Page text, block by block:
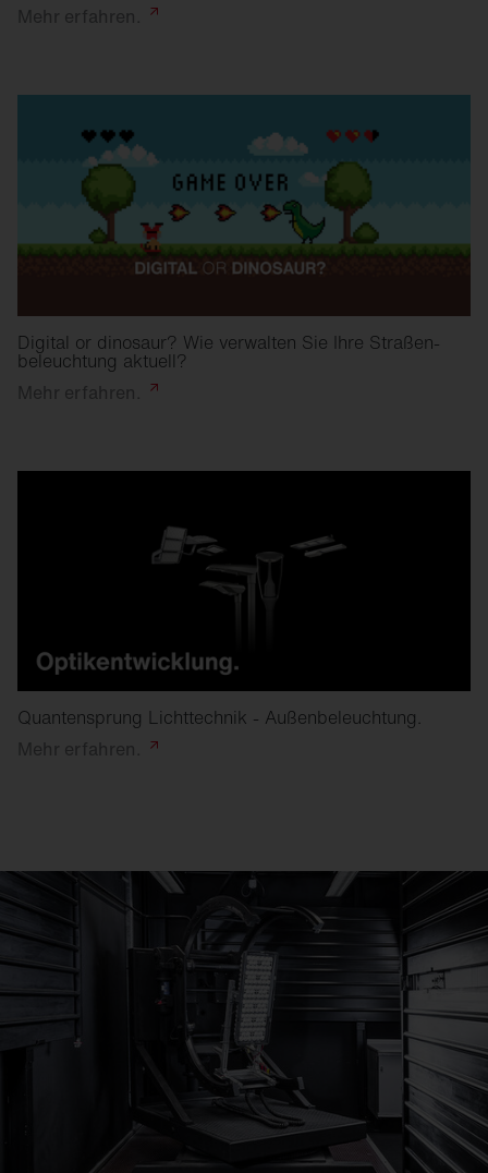
Mehr erfahren.
Digital or dinosaur? Wie verwalten Sie Ihre Straßen­
beleuchtung aktuell?
Mehr erfahren.
Quantensprung Lichttechnik - Außenbeleuchtung.
Mehr erfahren.